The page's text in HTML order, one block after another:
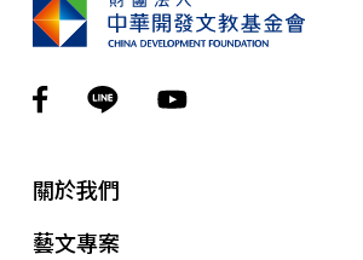
關於我們
藝文專案